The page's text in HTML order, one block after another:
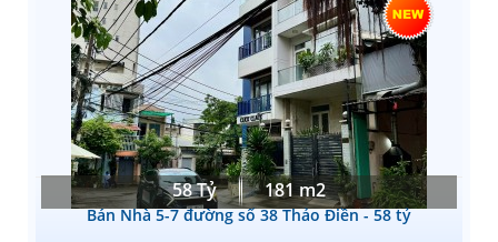
58 Tỷ 181 m2
Bán Nhà 5-7 đường số 38 Thảo Điền - 58 tỷ